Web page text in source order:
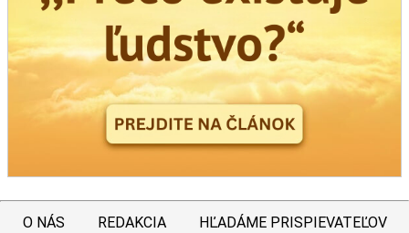
O NÁS REDAKCIA
HĽADÁME PRISPIEVATEĽOV